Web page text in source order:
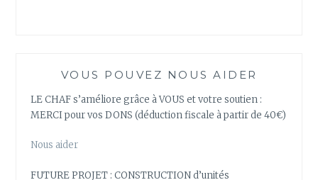
VOUS POUVEZ NOUS AIDER
LE CHAF s’améliore grâce à VOUS et votre soutien :
MERCI pour vos DONS (déduction fiscale à partir de 40€)
Nous aider
FUTURE PROJET : CONSTRUCTION d’unités